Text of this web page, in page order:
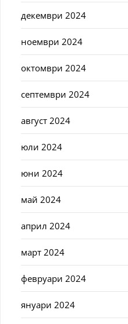
декември 2024
ноември 2024
октомври 2024
септември 2024
август 2024
юли 2024
юни 2024
май 2024
април 2024
март 2024
февруари 2024
януари 2024